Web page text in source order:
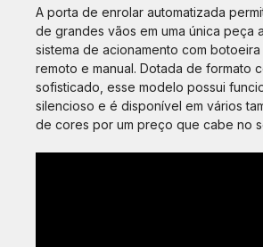
A porta de enrolar automatizada
de grandes vãos em uma única peça
sistema de acionamento com
remoto e manual. Dotada de formato
sofisticado, esse modelo possui
silencioso e é disponível em vários
de cores por um preço que cabe no